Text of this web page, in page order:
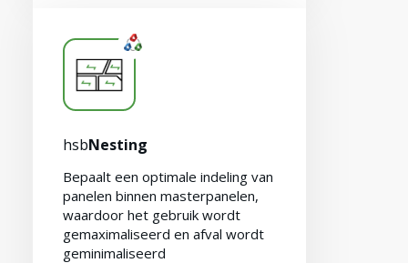
hsbNesting
Bepaalt een optimale indeling van
panelen binnen masterpanelen,
waardoor het gebruik wordt
gemaximaliseerd en afval wordt
geminimaliseerd